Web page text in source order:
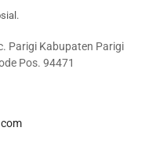
Parigi Kabupaten Parigi
Pos. 94471